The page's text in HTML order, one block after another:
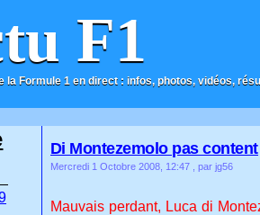
F1
la Formule 1 en direct : infos, photos, vidéos,
Di Montezemolo pas content
Mercredi 1 Octobre 2008, 12:47 , par jg56
Mauvais perdant, Luca di